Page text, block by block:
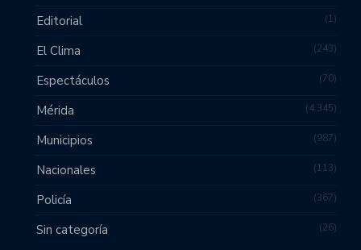
Editorial 1
El Clima 243
Espectáculos 70
Mérida 4.345
Municipios 987
Nacionales 113
Policía 367
Sin categoría 26